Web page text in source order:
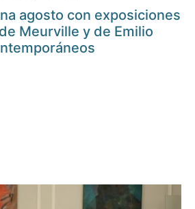
agosto con exposiciones
Meurville y de Emilio